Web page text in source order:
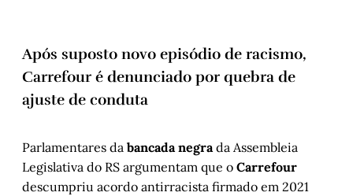
Após suposto novo episódio de racismo,
Carrefour é denunciado por quebra de
ajuste de conduta
Parlamentares da bancada negrada Assembleia
Legislativa do RS argumentam que o Carrefour
descumpriu acordo antirracista firmado em 2021